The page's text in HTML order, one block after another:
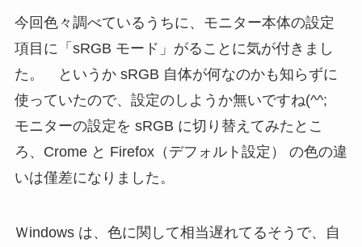
今回色々調べているうちに、モニター本体の設定
項目に「sRGB モード」がることに気が付きまし
た。 というか sRGB 自体が何なのかも知らずに
使っていたので、設定のしようか無いですね(^^;
モニターの設定を sRGB に切り替えてみたとこ
ろ、Crome と Firefox（デフォルト設定） の色の違
いは僅差になりました。
Ｗindows は、色に関して相当遅れてるそうで、自